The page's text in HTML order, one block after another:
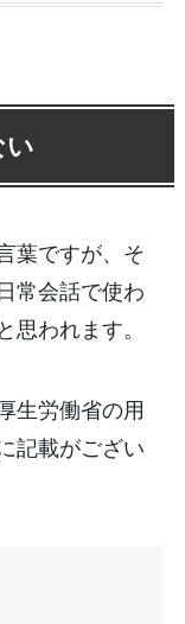
い
葉ですが、そ
常会話で使わ
われます。
生労働省の用
記載がござい